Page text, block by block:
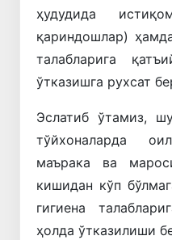
ҳудудида
қариндошлар)
талабларига
ўтказишга рухсат
Эслатиб ўтамиз,
тўйхоналарда
маърака ва
кишидан кўп
гигиена
ҳолда ўтказилиши